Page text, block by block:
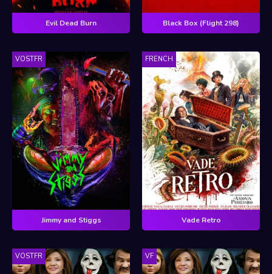
Evil Dead Burn Black Box (Flight 298)
VOSTFR
Jimmy and Stiggs
FRENCH
Vade Retro
VOSTFR VF